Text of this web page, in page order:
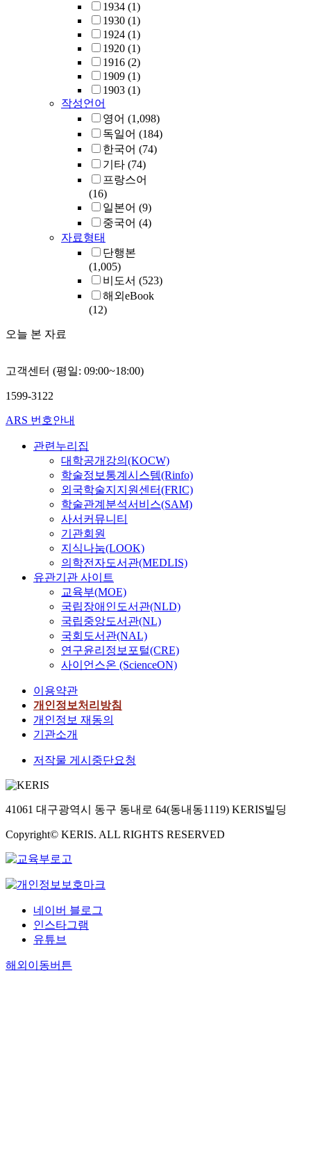
1934 (1)
1930 (1)
1924 (1)
1920 (1)
1916 (2)
1909 (1)
1903 (1)
작성언어
영어 (1,098)
독일어 (184)
한국어 (74)
기타 (74)
프랑스어
(16)
일본어 (9)
중국어 (4)
자료형태
단행본
(1,005)
비도서 (523)
해외eBook
(12)
오늘 본 자료
고객센터 (평일: 09:00~18:00)
1599-3122
ARS 번호안내
관련누리집
대학공개강의(KOCW)
학술정보통계시스템(Rinfo)
외국학술지지원센터(FRIC)
학술관계분석서비스(SAM)
사서커뮤니티
기관회원
지식나눔(LOOK)
의학전자도서관(MEDLIS)
유관기관 사이트
교육부(MOE)
국립장애인도서관(NLD)
국립중앙도서관(NL)
국회도서관(NAL)
연구윤리정보포털(CRE)
사이언스온 (ScienceON)
이용약관
개인정보처리방침
개인정보 재동의
기관소개
저작물 게시중단요청
41061 대구광역시 동구 동내로 64(동내동1119) KERIS빌딩
Copyright© KERIS. ALL RIGHTS RESERVED
네이버 블로그
인스타그램
유튜브
해외이동버튼